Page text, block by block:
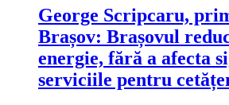
George Scripcaru,
Brașov: Brașovul
energie, fără a afecta
serviciile pentru